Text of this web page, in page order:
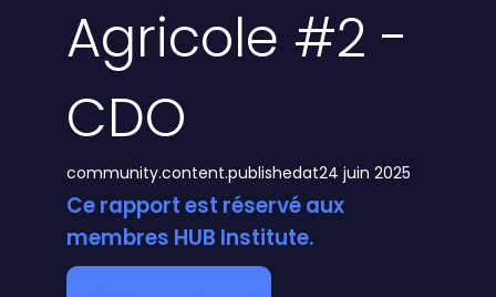
Agricole #2 -
CDO
community.content.publishedat24 juin 2025
Ce rapport est réservé aux
membres HUB Institute.